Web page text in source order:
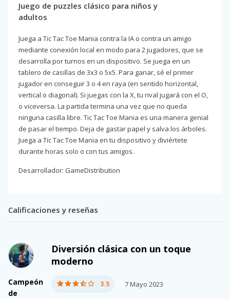
Juego de puzzles clásico para niños y
adultos
Juega a Tic Tac Toe Mania contra la IA o contra un amigo
mediante conexión local en modo para 2 jugadores, que se
desarrolla por turnos en un dispositivo. Se juega en un
tablero de casillas de 3x3 o 5x5. Para ganar, sé el primer
jugador en conseguir 3 o 4 en raya (en sentido horizontal,
vertical o diagonal). Si juegas con la X, tu rival jugará con el O,
o viceversa. La partida termina una vez que no queda
ninguna casilla libre. Tic Tac Toe Mania es una manera genial
de pasar el tiempo. Deja de gastar papel y salva los árboles.
Juega a Tic Tac Toe Mania en tu dispositivo y diviértete
durante horas solo o con tus amigos.
Desarrollador: GameDistribution
Calificaciones y reseñas
Campeón
de
Diversión clásica con un toque
moderno
3.5 7 Mayo 2023